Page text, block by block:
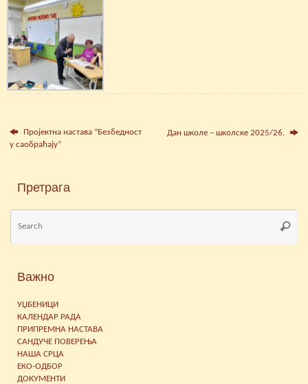
Пројектна настава “Безбедност
у саобраћају”
Дан школе – школске 2025/26.
Претрага
Важно
УЏБЕНИЦИ
КАЛЕНДАР РАДА
ПРИПРЕМНА НАСТАВА
САНДУЧЕ ПОВЕРЕЊА
НАША СРЦА
ЕКО-ОДБОР
ДОКУМЕНТИ